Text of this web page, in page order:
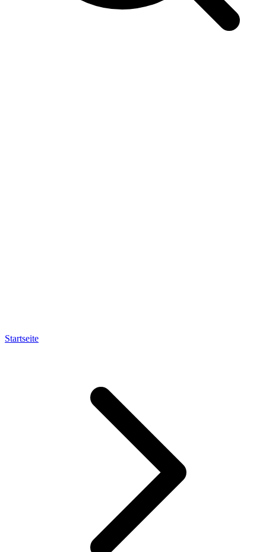
Startseite